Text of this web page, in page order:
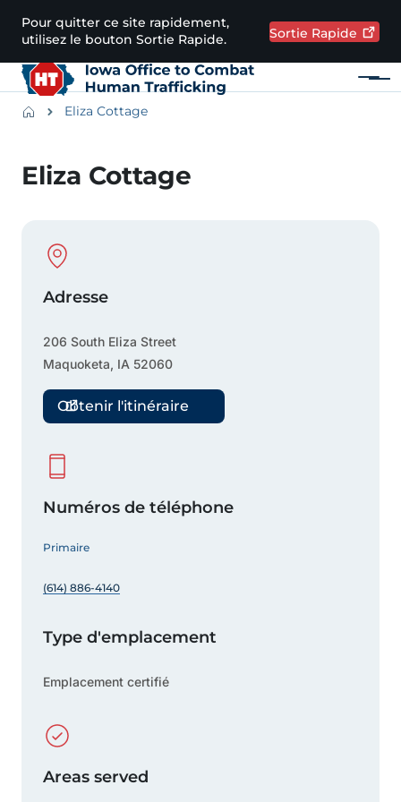
Passer au contenu principal
Pour quitter ce site rapidement,
utilisez le bouton Sortie Rapide.
Sortie Rapide
Menu
BreadcrumbsEliza Cottage
Eliza Cottage
Physical Location
Adresse
206 South Eliza Street
Maquoketa, IA 52060
Obtenir l'itinéraire
Numéros de téléphone
Primaire
(614) 886-4140
Type d'emplacement
Emplacement certifié
Areas served